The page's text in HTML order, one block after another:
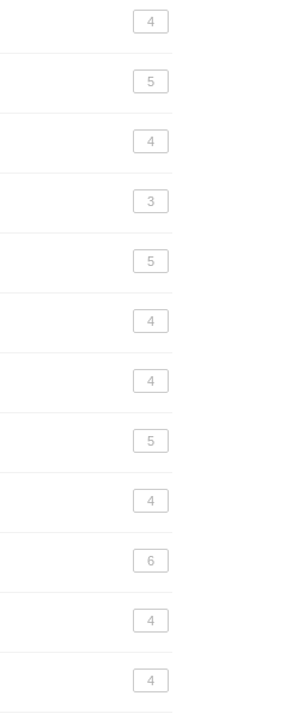
4
5
4
3
5
4
4
5
4
6
4
4